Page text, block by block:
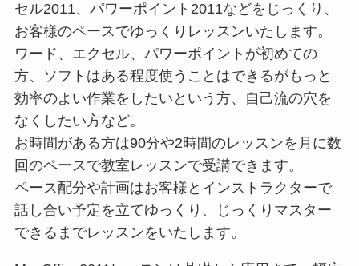
セル2011、パワーポイント2011などをじっくり、
お客様のペースでゆっくりレッスンいたします。
ワード、エクセル、パワーポイントが初めての
方、ソフトはある程度使うことはできるがもっと
効率のよい作業をしたいという方、自己流の穴を
なくしたい方など。
お時間がある方は90分や2時間のレッスンを月に数
回のペースで教室レッスンで受講できます。
ペース配分や計画はお客様とインストラクターで
話し合い予定を立てゆっくり、じっくりマスター
できるまでレッスンをいたします。